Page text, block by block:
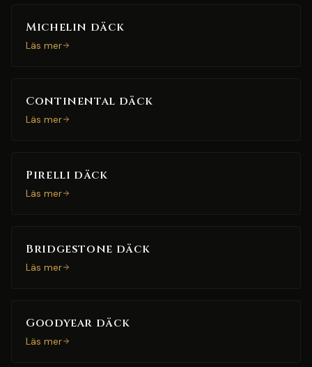
Michelin däck
Läs mer
Continental däck
Läs mer
Pirelli däck
Läs mer
Bridgestone däck
Läs mer
Goodyear däck
Läs mer